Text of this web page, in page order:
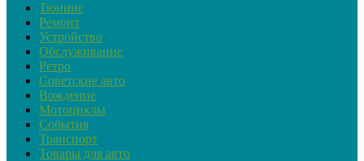
Тюнинг
Ремонт
Устройство
Обслуживание
Ретро
Советские авто
Вождение
Мотоциклы
События
Транспорт
Товары для авто